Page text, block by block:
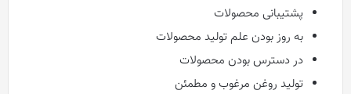
پشتیبانی محصولات
به روز بودن علم تولید محصولات
در دسترس بودن محصولات
تولید روغن مرغوب و مطمئن